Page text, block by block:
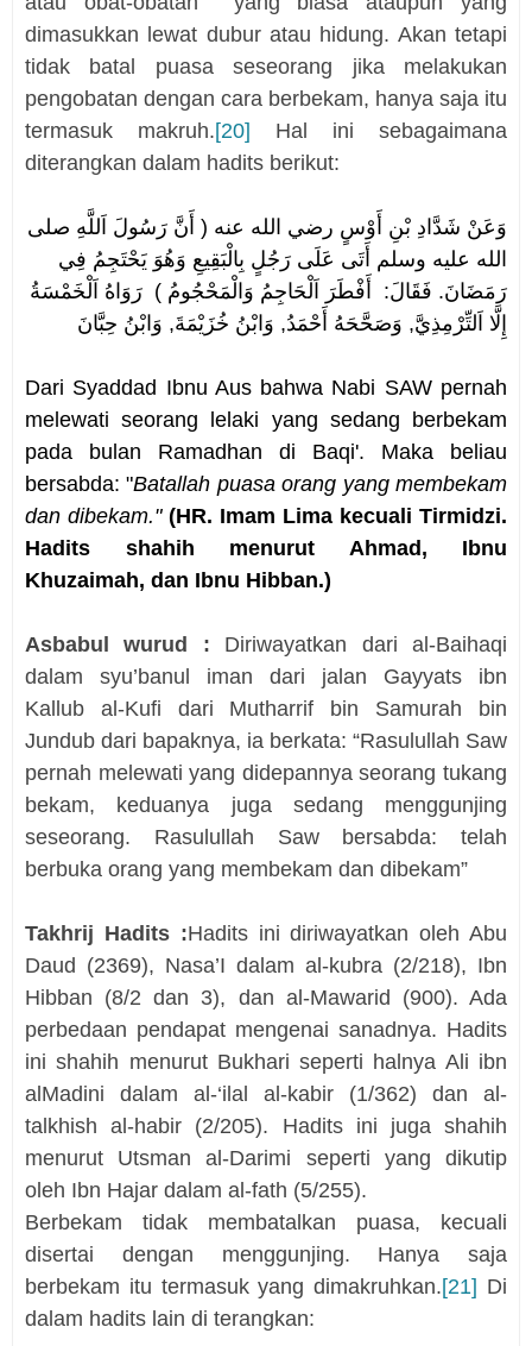
dimasukkan lewat dubur atau hidung. Akan tetapi
tidak batal puasa seseorang jika melakukan
pengobatan dengan cara berbekam, hanya saja itu
termasuk makruh.[20] Hal ini sebagaimana
diterangkan dalam hadits berikut:
وَعَنْ شَدَّادِ بْنِ أَوْسٍ رضي الله عنه ( أَنَّ رَسُولَ اَللَّهِ صلى
الله عليه وسلم أَتَى عَلَى رَجُلٍ بِالْبَقِيعِ وَهُوَ يَحْتَجِمُ فِي
رَمَضَانَ. فَقَالَ: أَفْطَرَ اَلْحَاجِمُ وَالْمَحْجُومُ ) رَوَاهُ اَلْخَمْسَةُ
إِلَّا اَلتِّرْمِذِيَّ, وَصَحَّحَهُ أَحْمَدُ, وَابْنُ خُزَيْمَةَ, وَابْنُ حِبَّانَ
Dari Syaddad Ibnu Aus bahwa Nabi SAW pernah
melewati seorang lelaki yang sedang berbekam
pada bulan Ramadhan di Baqi'. Maka beliau
bersabda: "Batallah puasa orang yang membekam
dan dibekam." (HR. Imam Lima kecuali Tirmidzi.
Hadits shahih menurut Ahmad, Ibnu
Khuzaimah, dan Ibnu Hibban.)
Asbabul wurud : Diriwayatkan dari al-Baihaqi
dalam syu’banul iman dari jalan Gayyats ibn
Kallub al-Kufi dari Mutharrif bin Samurah bin
Jundub dari bapaknya, ia berkata: “Rasulullah Saw
pernah melewati yang didepannya seorang tukang
bekam, keduanya juga sedang menggunjing
seseorang. Rasulullah Saw bersabda: telah
berbuka orang yang membekam dan dibekam”
Takhrij Hadits :Hadits ini diriwayatkan oleh Abu
Daud (2369), Nasa’I dalam al-kubra (2/218), Ibn
Hibban (8/2 dan 3), dan al-Mawarid (900). Ada
perbedaan pendapat mengenai sanadnya. Hadits
ini shahih menurut Bukhari seperti halnya Ali ibn
alMadini dalam al-‘ilal al-kabir (1/362) dan al-
talkhish al-habir (2/205). Hadits ini juga shahih
menurut Utsman al-Darimi seperti yang dikutip
oleh Ibn Hajar dalam al-fath (5/255).
Berbekam tidak membatalkan puasa, kecuali
disertai dengan menggunjing. Hanya saja
berbekam itu termasuk yang dimakruhkan.[21] Di
dalam hadits lain di terangkan: